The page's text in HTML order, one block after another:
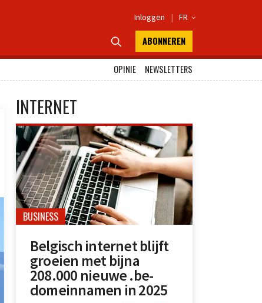
Inloggen | FR 
 ABONNEREN
OPINIE
NEWSLETTERS
INTERNET
BUSINESS
Belgisch internet blijft
groeien met bijna
208.000 nieuwe .be-
domeinnamen in 2025